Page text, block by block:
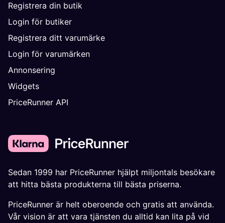
Registrera din butik
Login för butiker
Registrera ditt varumärke
Login för varumärken
Annonsering
Widgets
PriceRunner API
Sedan 1999 har PriceRunner hjälpt miljontals besökare
att hitta bästa produkterna till bästa priserna.
PriceRunner är helt oberoende och gratis att använda.
Vår vision är att vara tjänsten du alltid kan lita på vid